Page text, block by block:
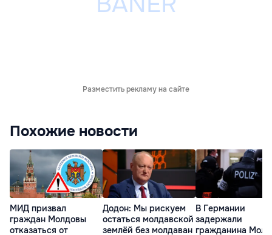
Разместить рекламу на сайте
Похожие новости
МИД призвал
граждан Молдовы
отказаться от
Додон: Мы рискуем
остаться молдавской
землёй без молдаван
В Германии
задержали
гражданина